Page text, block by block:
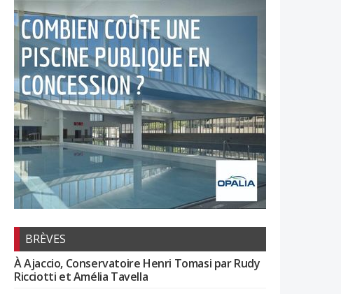
BRÈVES
À Ajaccio, Conservatoire Henri Tomasi par Rudy
Ricciotti et Amélia Tavella